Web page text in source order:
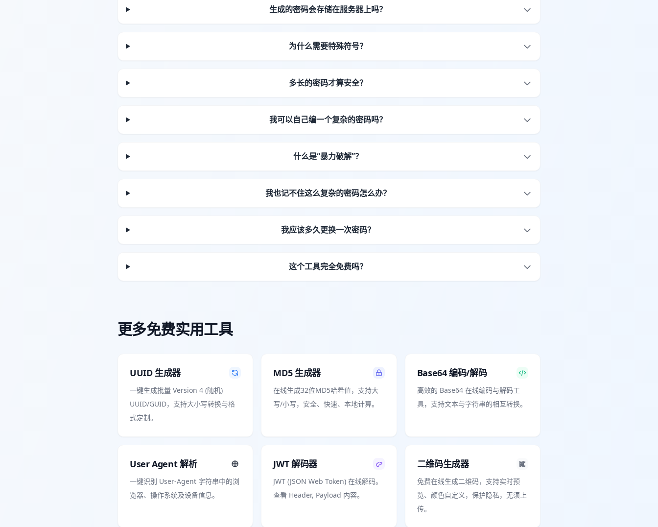
生成的密码会存储在服务器上吗？
为什么需要特殊符号？
多长的密码才算安全？
我可以自己编一个复杂的密码吗？
什么是“暴力破解”？
我也记不住这么复杂的密码怎么办？
我应该多久更换一次密码？
这个工具完全免费吗？
更多免费实用工具
UUID 生成器
一键生成批量 Version 4 (随机)
UUID/GUID，支持大小写转换与格
式定制。
MD5 生成器
在线生成32位MD5哈希值，支持大
写/小写，安全、快速、本地计算。
Base64 编码/解码
高效的 Base64 在线编码与解码工
具，支持文本与字符串的相互转换。
User Agent 解析
一键识别 User-Agent 字符串中的浏
览器、操作系统及设备信息。
JWT 解码器
JWT (JSON Web Token) 在线解码。
查看 Header, Payload 内容。
二维码生成器
免费在线生成二维码，支持实时预
览、颜色自定义，保护隐私，无须上
传。